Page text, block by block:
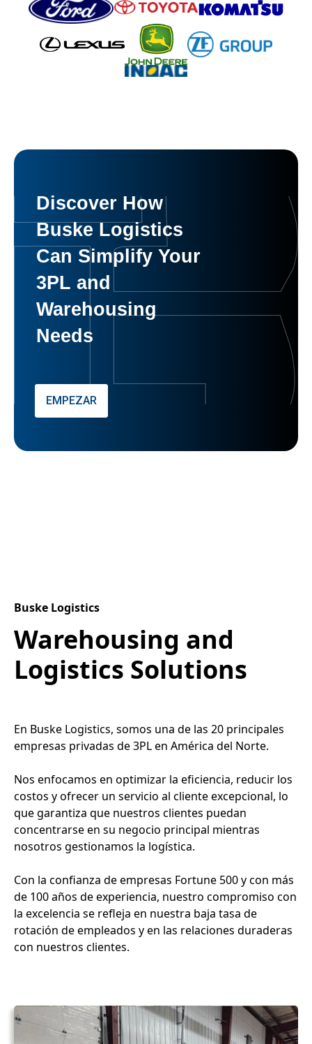
Discover How
Buske Logistics
Can Simplify Your
3PL and
Warehousing
Needs
EMPEZAR
Buske Logistics
Warehousing and
Logistics Solutions
En Buske Logistics, somos una de las 20 principales
empresas privadas de 3PL en América del Norte.
Nos enfocamos en optimizar la eficiencia, reducir los
costos y ofrecer un servicio al cliente excepcional, lo
que garantiza que nuestros clientes puedan
concentrarse en su negocio principal mientras
nosotros gestionamos la logística.
Con la confianza de empresas Fortune 500 y con más
de 100 años de experiencia, nuestro compromiso con
la excelencia se refleja en nuestra baja tasa de
rotación de empleados y en las relaciones duraderas
con nuestros clientes.